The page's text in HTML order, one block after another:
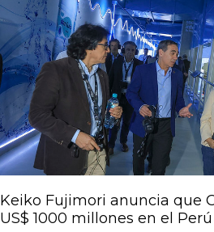
Keiko Fujimori anuncia que
US$ 1000 millones en el Perú